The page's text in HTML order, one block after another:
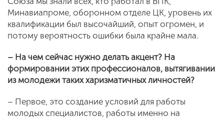
Минавиапроме, оборонном отделе ЦК, уровень их
квалификации был высочайший, опыт огромен, и
потому вероятность ошибки была крайне мала.
– На чем сейчас нужно делать акцент? На
формировании этих профессионалов, вытягивании
из молодежи таких харизматичных личностей?
– Первое, это создание условий для работы
молодых специалистов, работы именно на